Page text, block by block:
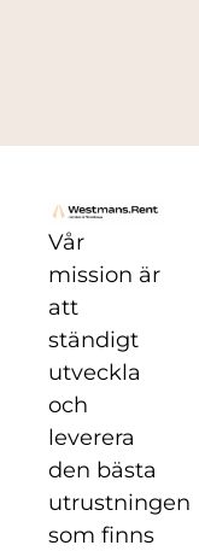
Vår
mission är
att
ständigt
utveckla
och
leverera
den bästa
utrustningen
som finns